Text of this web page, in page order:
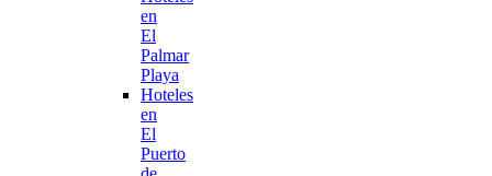
en
El
Palmar
Playa
Hoteles
en
El
Puerto